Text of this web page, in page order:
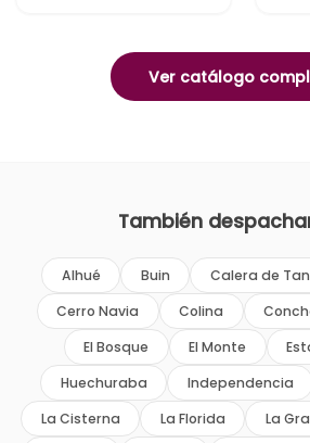
Ver catálogo
También
Alhué Buin Calera de
Cerro Navia
Colina
El Bosque
El Monte
Huechuraba
Independencia
La Cisterna
La Florida La